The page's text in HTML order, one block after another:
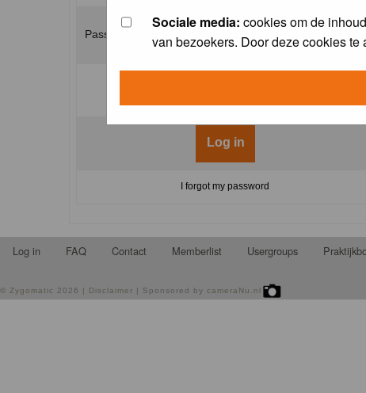
Sociale media: cookies om de
van bezoekers. Door deze cookies
Password:
I forgot my password
Log in FAQ Contact Memberlist Usergroups
© Zygomatic 2026 | Disclaimer | Sponsored by cameraNu.nl